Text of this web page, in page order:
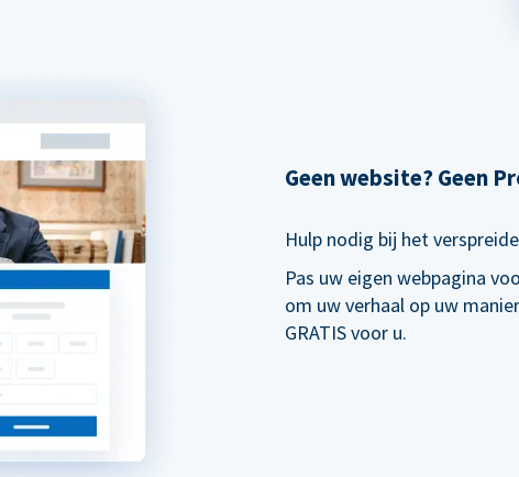
Geen website? Geen
Hulp nodig bij het
Pas uw eigen webpagina
om uw verhaal op uw
GRATIS voor u.